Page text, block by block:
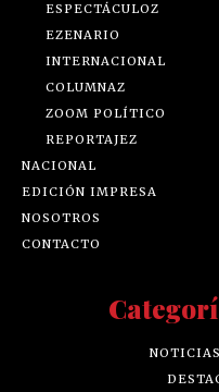
ESPECTÁCULOZ
EZENARIO
INTERNACIONAL
COLUMNAZ
ZOOM POLÍTICO
REPORTAJEZ
NACIONAL
EDICIÓN IMPRESA
NOSOTROS
CONTACTO